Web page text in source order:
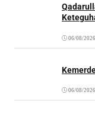
06/08/2026
06/08/2026